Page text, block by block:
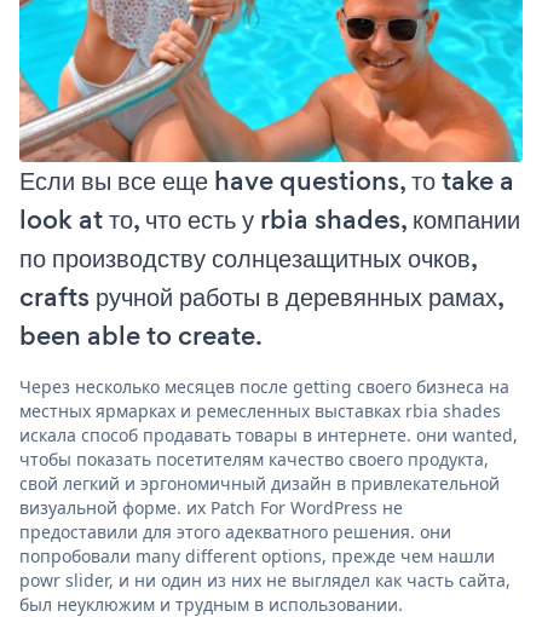
Если вы все еще have questions, то take a
look at то, что есть у rbia shades, компании
по производству солнцезащитных очков,
crafts ручной работы в деревянных рамах,
been able to create.
Через несколько месяцев после getting своего бизнеса на
местных ярмарках и ремесленных выставках rbia shades
искала способ продавать товары в интернете. они wanted,
чтобы показать посетителям качество своего продукта,
свой легкий и эргономичный дизайн в привлекательной
визуальной форме. их Patch For WordPress не
предоставили для этого адекватного решения. они
попробовали many different options, прежде чем нашли
powr slider, и ни один из них не выглядел как часть сайта,
был неуклюжим и трудным в использовании.